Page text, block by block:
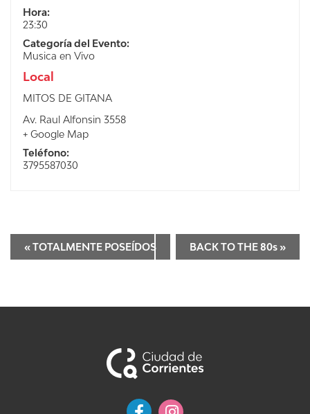
Hora:
23:30
Categoría del Evento:
Musica en Vivo
Local
MITOS DE GITANA
Av. Raul Alfonsin 3558
+ Google Map
Teléfono:
3795587030
«TOTALMENTE POSEÍDOS BACK TO THE 80s »